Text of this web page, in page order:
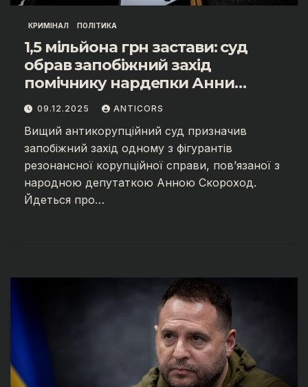
КРИМІНАЛ ПОЛІТИКА
1,5 мільйона грн застави: суд
обрав запобіжний захід
помічнику нардепки Анни
Скороход у справі про
«санкційний підкуп»
09.12.2025 ANTICORS
Вищий антикорупційний суд призначив
запобіжний захід одному з фігурантів
резонансної корупційної справи, пов’язаної з
народною депутаткою Анною Скороход.
Йдеться про…